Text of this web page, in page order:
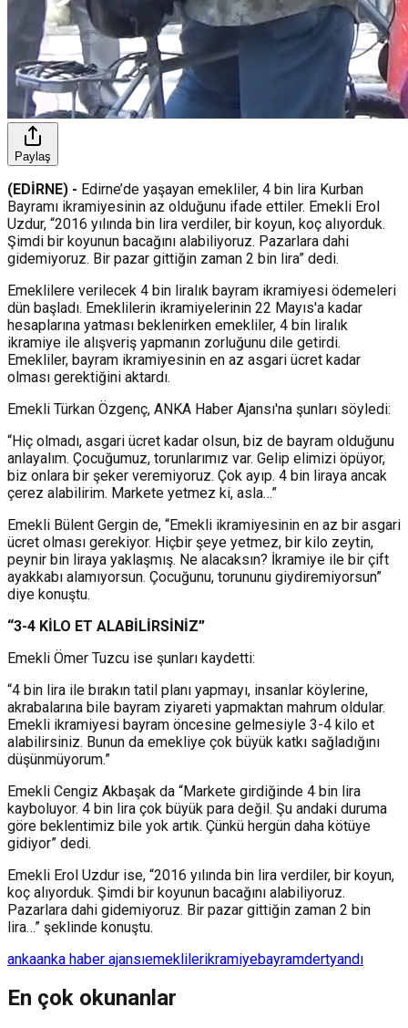
Paylaş
(EDİRNE) - Edirne’de yaşayan emekliler, 4 bin lira Kurban
Bayramı ikramiyesinin az olduğunu ifade ettiler. Emekli Erol
Uzdur, “2016 yılında bin lira verdiler, bir koyun, koç alıyorduk.
Şimdi bir koyunun bacağını alabiliyoruz. Pazarlara dahi
gidemiyoruz. Bir pazar gittiğin zaman 2 bin lira” dedi.
Emeklilere verilecek 4 bin liralık bayram ikramiyesi ödemeleri
dün başladı. Emeklilerin ikramiyelerinin 22 Mayıs'a kadar
hesaplarına yatması beklenirken emekliler, 4 bin liralık
ikramiye ile alışveriş yapmanın zorluğunu dile getirdi.
Emekliler, bayram ikramiyesinin en az asgari ücret kadar
olması gerektiğini aktardı.
Emekli Türkan Özgenç, ANKA Haber Ajansı'na şunları söyledi:
“Hiç olmadı, asgari ücret kadar olsun, biz de bayram olduğunu
anlayalım. Çocuğumuz, torunlarımız var. Gelip elimizi öpüyor,
biz onlara bir şeker veremiyoruz. Çok ayıp. 4 bin liraya ancak
çerez alabilirim. Markete yetmez ki, asla…”
Emekli Bülent Gergin de, “Emekli ikramiyesinin en az bir asgari
ücret olması gerekiyor. Hiçbir şeye yetmez, bir kilo zeytin,
peynir bin liraya yaklaşmış. Ne alacaksın? İkramiye ile bir çift
ayakkabı alamıyorsun. Çocuğunu, torununu giydiremiyorsun”
diye konuştu.
“3-4 KİLO ET ALABİLİRSİNİZ”
Emekli Ömer Tuzcu ise şunları kaydetti:
“4 bin lira ile bırakın tatil planı yapmayı, insanlar köylerine,
akrabalarına bile bayram ziyareti yapmaktan mahrum oldular.
Emekli ikramiyesi bayram öncesine gelmesiyle 3-4 kilo et
alabilirsiniz. Bunun da emekliye çok büyük katkı sağladığını
düşünmüyorum.”
Emekli Cengiz Akbaşak da “Markete girdiğinde 4 bin lira
kayboluyor. 4 bin lira çok büyük para değil. Şu andaki duruma
göre beklentimiz bile yok artık. Çünkü hergün daha kötüye
gidiyor” dedi.
Emekli Erol Uzdur ise, “2016 yılında bin lira verdiler, bir koyun,
koç alıyorduk. Şimdi bir koyunun bacağını alabiliyoruz.
Pazarlara dahi gidemiyoruz. Bir pazar gittiğin zaman 2 bin
lira…” şeklinde konuştu.
ankaanka haber ajansıemeklilerikramiyebayramdertyandı
En çok okunanlar